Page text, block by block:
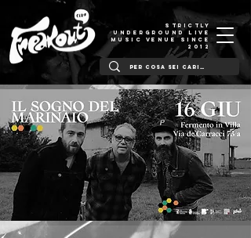
STRICTLY
UNDERGROUND LIVE
MUSIC VENUE SINCE
2012